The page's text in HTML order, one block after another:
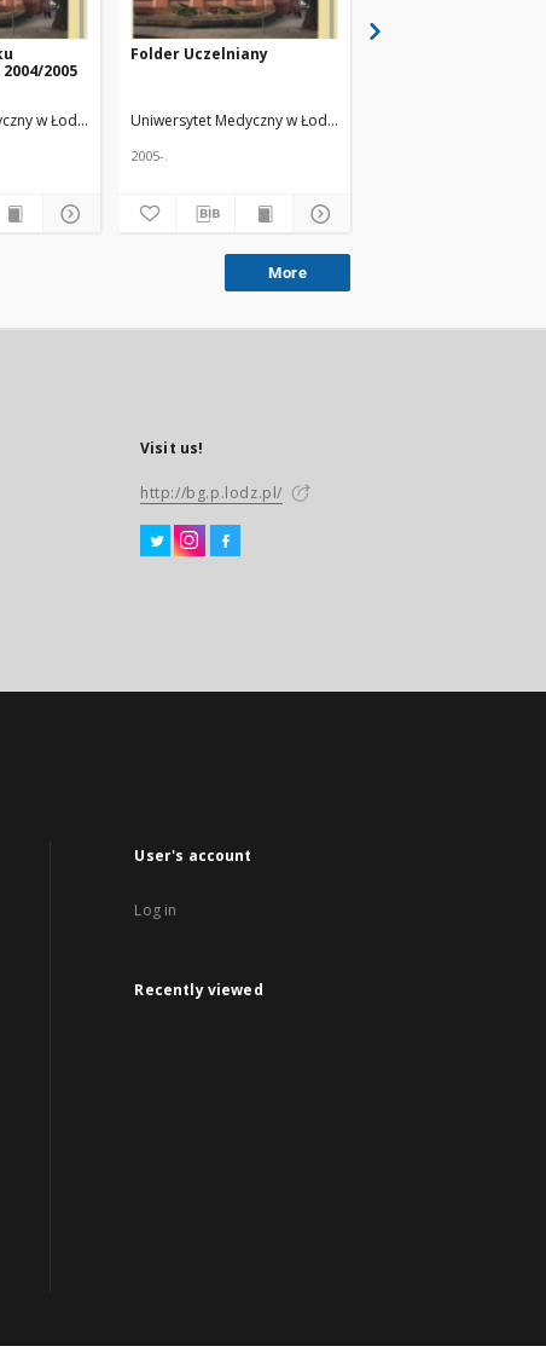
2005
w Łodzi
Żmuda, Ryszard. Red. nacz.
Folder Uczelniany
Uniwersytet Medyczny w Łodzi
2005-.
More
Visit us!
http://bg.p.lodz.pl/
User's account
Log in
Recently viewed